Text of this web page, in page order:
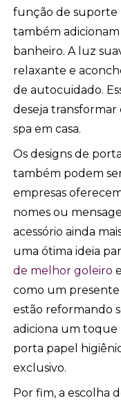
função de suporte
também
banheiro. A luz
relaxante e
de autocuidado.
deseja
spa em casa.
Os designs de
também podem
empresas
nomes ou
acessório ainda
uma ótima ideia
de melhor goleiro
como um presente
estão reformando
adiciona um toque
porta papel
exclusivo.
Por fim, a escolha